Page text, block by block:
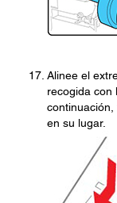
Alinee el
recogida con
en su lugar.